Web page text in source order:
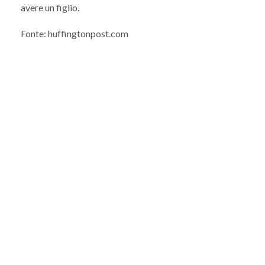
avere un figlio.
Fonte: huffingtonpost.com